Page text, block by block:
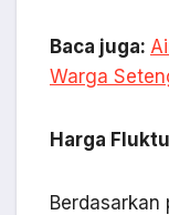
Baca juga:
Warga
Harga
Berdasarkan